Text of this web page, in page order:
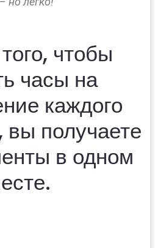
чтобы
часы на
каждого
вы получаете
в одном